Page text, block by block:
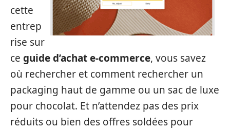
cette
entrep
rise sur
ce guide d’achat e-commerce, vous savez
où rechercher et comment rechercher un
packaging haut de gamme ou un sac de luxe
pour chocolat. Et n’attendez pas des prix
réduits ou bien des offres soldées pour